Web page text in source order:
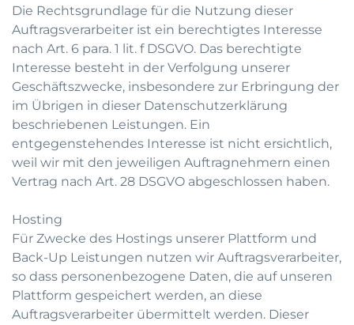
Die Rechtsgrundlage für die Nutzung dieser
Auftragsverarbeiter ist ein berechtigtes Interesse
nach Art. 6 para. 1 lit. f DSGVO. Das berechtigte
Interesse besteht in der Verfolgung unserer
Geschäftszwecke, insbesondere zur Erbringung der
im Übrigen in dieser Datenschutzerklärung
beschriebenen Leistungen. Ein
entgegenstehendes Interesse ist nicht ersichtlich,
weil wir mit den jeweiligen Auftragnehmern einen
Vertrag nach Art. 28 DSGVO abgeschlossen haben.
Hosting
Für Zwecke des Hostings unserer Plattform und
Back-Up Leistungen nutzen wir Auftragsverarbeiter,
so dass personenbezogene Daten, die auf unseren
Plattform gespeichert werden, an diese
Auftragsverarbeiter übermittelt werden. Dieser